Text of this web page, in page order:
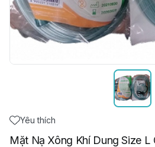
Yêu thích
Mặt Nạ Xông Khí Dung Size L